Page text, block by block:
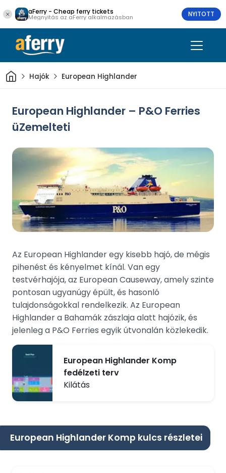
aFerry - Cheap ferry tickets
Megnyitás az aFerry alkalmazásban NYITOTT
Otthon
Hajók European Highlander
European Highlander – P&O Ferries
üZemelteti
Az European Highlander egy kisebb hajó, de mégis
pihenést és kényelmet kínál. Van egy
testvérhajója, az European Causeway, amely szinte
pontosan ugyanúgy épült, és hasonló
tulajdonságokkal rendelkezik. Az European
Highlander a Bahamák zászlaja alatt hajózik, és
jelenleg a P&O Ferries egyik útvonalán közlekedik.
European Highlander Komp
fedélzeti terv
Kilátás
European Highlander Komp kulcs részletei